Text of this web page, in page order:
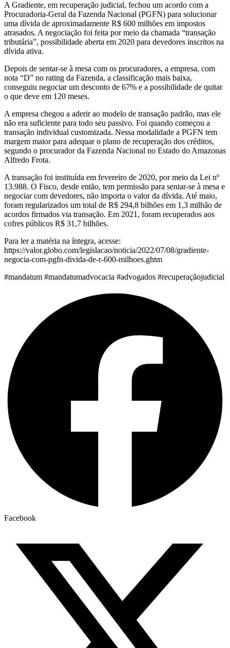
A Gradiente, em recuperação judicial, fechou um acordo com a
Procuradoria-Geral da Fazenda Nacional (PGFN) para solucionar
uma dívida de aproximadamente R$ 600 milhões em impostos
atrasados. A negociação foi feita por meio da chamada “transação
tributária”, possibilidade aberta em 2020 para devedores inscritos na
dívida ativa.
Depois de sentar-se à mesa com os procuradores, a empresa, com
nota “D” no rating da Fazenda, a classificação mais baixa,
conseguiu negociar um desconto de 67% e a possibilidade de quitar
o que deve em 120 meses.
A empresa chegou a aderir ao modelo de transação padrão, mas ele
não era suficiente para todo seu passivo. Foi quando começou a
transação individual customizada. Nessa modalidade a PGFN tem
margem maior para adequar o plano de recuperação dos créditos,
segundo o procurador da Fazenda Nacional no Estado do Amazonas
Alfredo Frota.
A transação foi instituída em fevereiro de 2020, por meio da Lei nº
13.988. O Fisco, desde então, tem permissão para sentar-se à mesa e
negociar com devedores, não importa o valor da dívida. Até maio,
foram regularizados um total de R$ 294,8 bilhões em 1,3 milhão de
acordos firmados via transação. Em 2021, foram recuperados aos
cofres públicos R$ 31,7 bilhões.
Para ler a matéria na íntegra, acesse:
https://valor.globo.com/legislacao/noticia/2022/07/08/gradiente-
negocia-com-pgfn-divida-de-r-600-milhoes.ghtm
#mandatum #mandatumadvocacia #advogados #recuperaçãojudicial
Facebook